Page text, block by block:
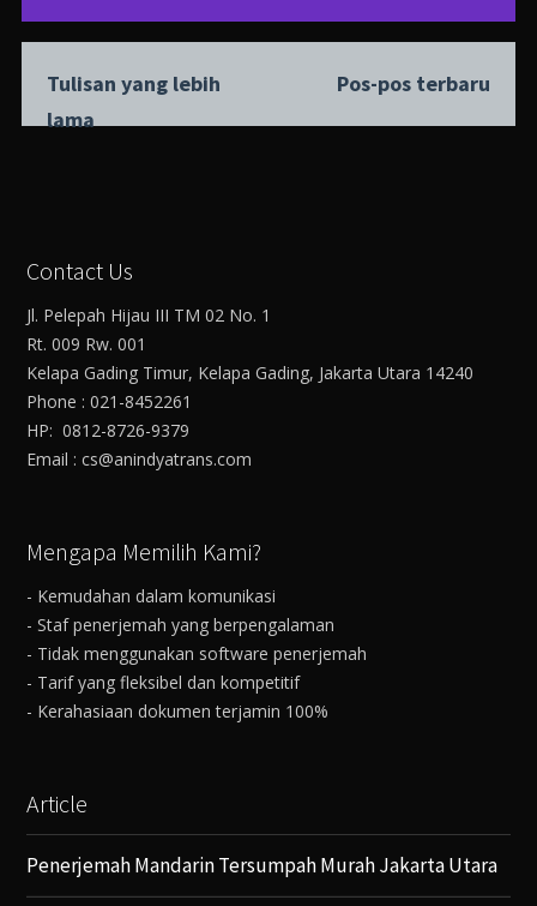
Tulisan yang lebih
lama
Pos-pos terbaru
Contact Us
Jl. Pelepah Hijau III TM 02 No. 1
Rt. 009 Rw. 001
Kelapa Gading Timur, Kelapa Gading, Jakarta Utara 14240
Phone : 021-8452261
HP: 0812-8726-9379
Email : cs@anindyatrans.com
Mengapa Memilih Kami?
- Kemudahan dalam komunikasi
- Staf penerjemah yang berpengalaman
- Tidak menggunakan software penerjemah
- Tarif yang fleksibel dan kompetitif
- Kerahasiaan dokumen terjamin 100%
Article
Penerjemah Mandarin Tersumpah Murah Jakarta Utara